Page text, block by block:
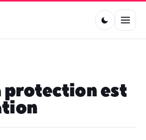
protection est